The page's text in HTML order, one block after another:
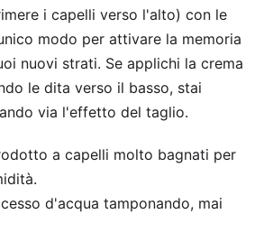
i capelli verso l'alto) con le
modo per attivare la memoria
nuovi strati. Se applichi la crema
le dita verso il basso, stai
via l'effetto del taglio.
a capelli molto bagnati per
d'acqua tamponando, mai